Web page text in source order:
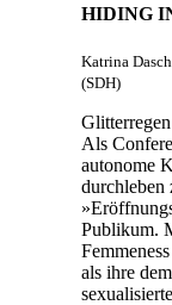
HIDING
Katrina
(SDH)
Als
autonome
durchleben
Publikum.
als ihre